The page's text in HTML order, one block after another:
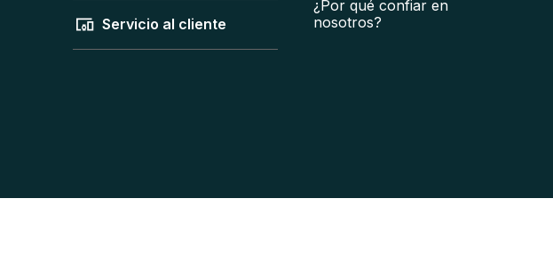
Servicio al cliente
¿Por qué confiar en
nosotros?